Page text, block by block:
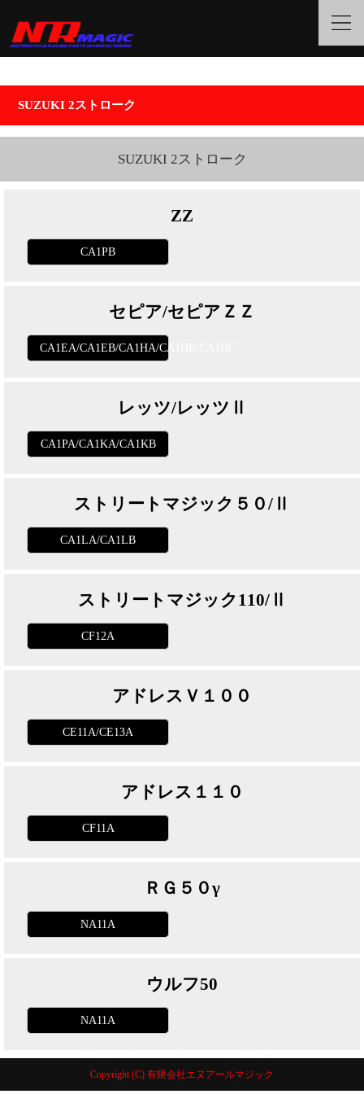
SUZUKI 2ストローク
SUZUKI 2ストローク
ZZ
CA1PB
セピア/セピアＺＺ
CA1EA/CA1EB/CA1HA/CA1HB/CA1HC
レッツ/レッツⅡ
CA1PA/CA1KA/CA1KB
ストリートマジック５０/Ⅱ
CA1LA/CA1LB
ストリートマジック110/Ⅱ
CF12A
アドレスＶ１００
CE11A/CE13A
アドレス１１０
CF11A
ＲＧ５０γ
NA11A
ウルフ50
NA11A
Copyright (C) 有限会社エヌアールマジック